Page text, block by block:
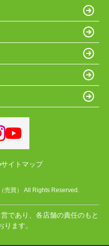
サイトマップ
売買） All Rights Reserved.
であり、各店舗の責任のもと
ります。